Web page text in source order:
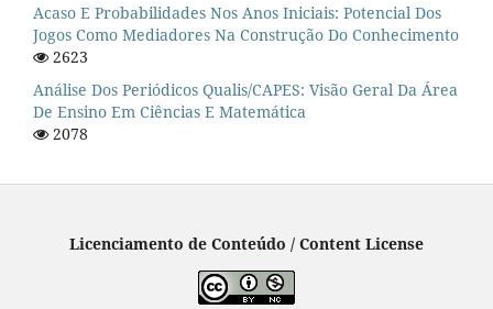
Acaso E Probabilidades Nos Anos Iniciais: Potencial Dos
Jogos Como Mediadores Na Construção Do Conhecimento
2623
Análise Dos Periódicos Qualis/CAPES: Visão Geral Da Área
De Ensino Em Ciências E Matemática
2078
Licenciamento de Conteúdo / Content License